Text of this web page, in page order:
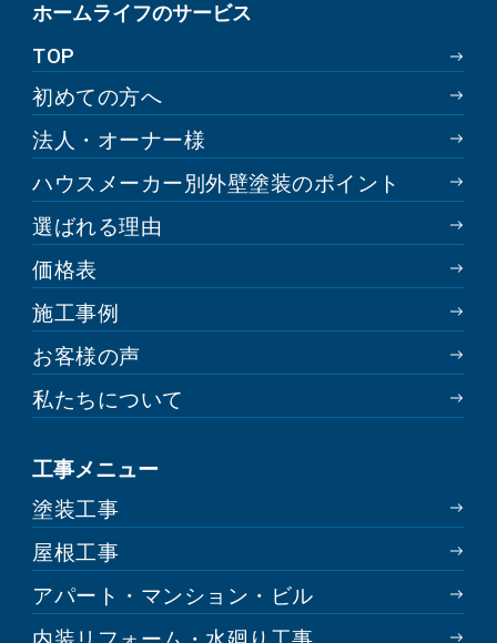
ホームライフのサービス
TOP
初めての方へ
法人・オーナー様
ハウスメーカー別外壁塗装のポイント
選ばれる理由
価格表
施工事例
お客様の声
私たちについて
工事メニュー
塗装工事
屋根工事
アパート・マンション・ビル